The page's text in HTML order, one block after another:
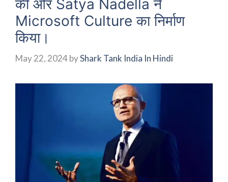
की ओर Satya Nadella ने
Microsoft Culture का निर्माण
किया।
May 22, 2024byShark Tank India In Hindi